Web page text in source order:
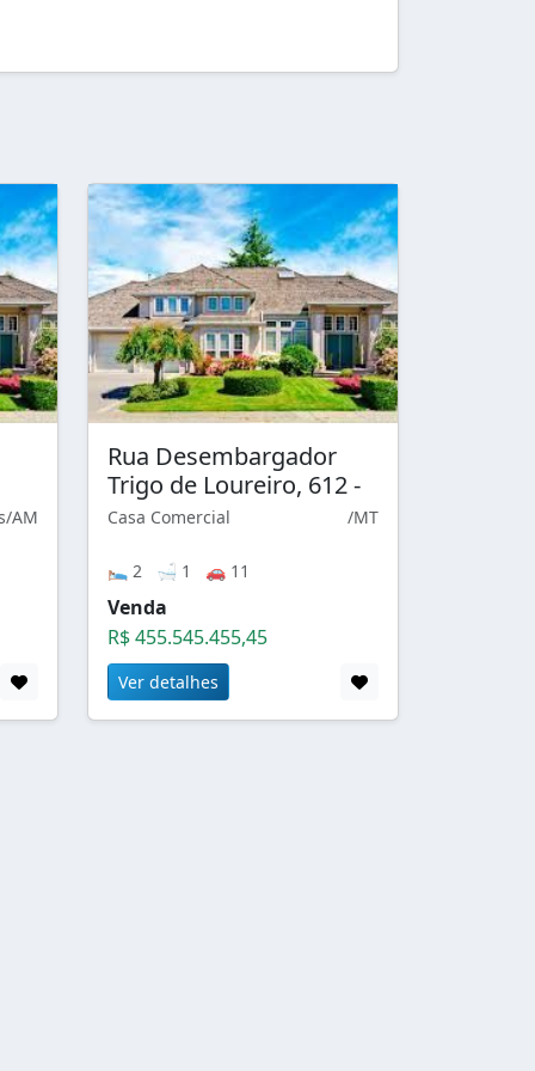
AM
Rua Desembargador
Trigo de Loureiro, 612 -
Casa Comercial /MT
🛌 2 🛁 1 🚗 11
Venda
R$ 455.545.455,45
Ver detalhes